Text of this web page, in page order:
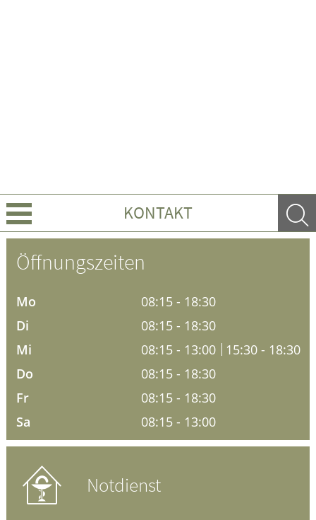
KONTAKT
Über uns
Ratgeber
ELTERN UND KIND
Öffnungszeiten
Mo
08:15 - 18:30
Di
08:15 - 18:30
Mi
08:15 - 13:00
15:30 - 18:30
Do
08:15 - 18:30
Fr
08:15 - 18:30
Sa
08:15 - 13:00
Notdienst